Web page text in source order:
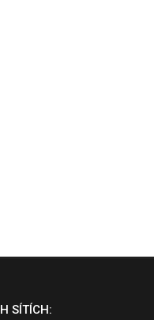
SÍTÍCH: